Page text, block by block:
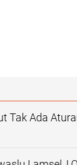
Tak Ada